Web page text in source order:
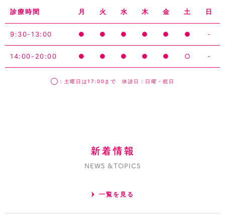
診療時間 月 火 水 木 金 土 日
9:30-13:00 ● ● ● ● ● ● -
14:00-20:00 ● ● ● ● ● ○ -
◯：土曜日は17:00まで 休診日：日曜・祝日
新着情報
NEWS &TOPICS
一覧を見る